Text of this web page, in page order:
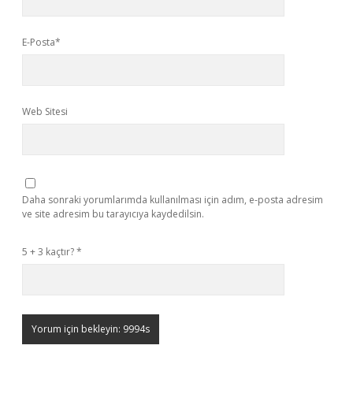
E-Posta*
Web Sitesi
Daha sonraki yorumlarımda kullanılması için adım, e-posta adresim
ve site adresim bu tarayıcıya kaydedilsin.
5 + 3 kaçtır?*